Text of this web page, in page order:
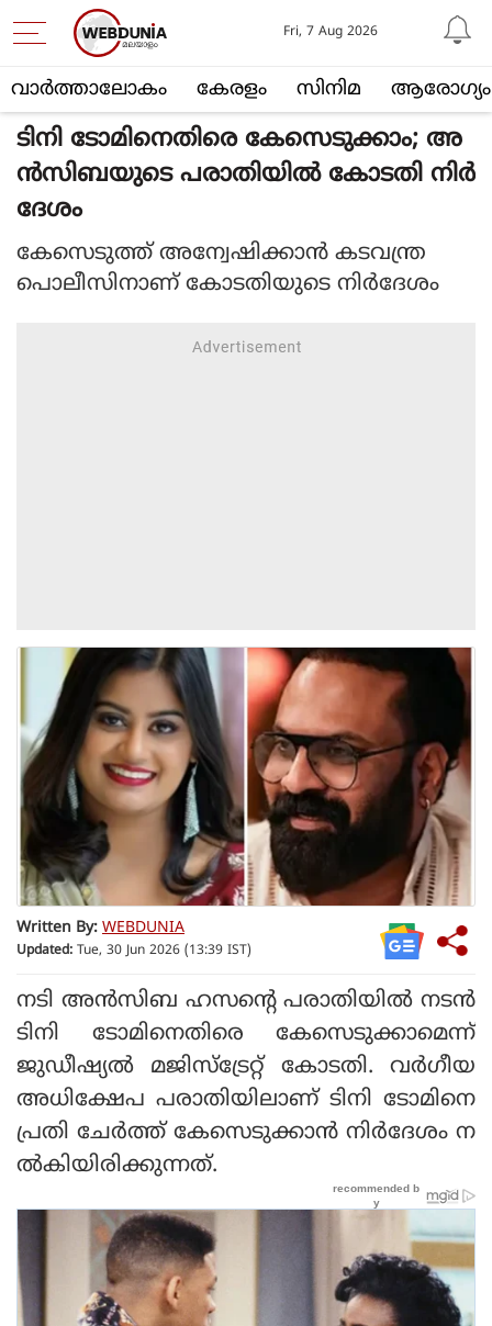
വാര്‍ത്താലോകം കേരളം സിനിമ ആരോഗ്യം
Fri, 7 Aug 2026
ടിനി ടോമിനെതിരെ കേസെടുക്കാം; അ
ൻസിബയുടെ പരാതിയിൽ കോടതി നിർ
ദേശം
കേസെടുത്ത് അന്വേഷിക്കാൻ കടവന്ത്ര
പൊലീസിനാണ് കോടതിയുടെ നിർദേശം
Written By: WEBDUNIA
Updated: Tue, 30 Jun 2026 (13:39 IST)
നടി അൻസിബ ഹസന്റെ പരാതിയിൽ നടൻ
ടിനി ടോമിനെതിരെ കേസെടുക്കാമെന്ന്
ജുഡീഷ്യൽ മജിസ്‌ട്രേറ്റ് കോടതി. വർഗീയ
അധിക്ഷേപ പരാതിയിലാണ് ടിനി ടോമിനെ
പ്രതി ചേർത്ത് കേസെടുക്കാൻ നിർദേശം ന
ൽകിയിരിക്കുന്നത്.